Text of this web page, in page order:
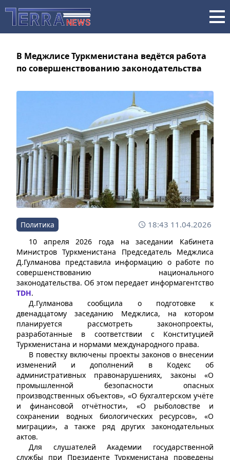
В Меджлисе Туркменистана ведётся работа
по совершенствованию законодательства
Политика 18:43 11.04.2026
10 апреля 2026 года на заседании Кабинета
Министров Туркменистана Председатель Меджлиса
Д.Гулманова представила информацию о работе по
совершенствованию национального
законодательства. Об этом передает информагентство
TDH.
Д.Гулманова сообщила о подготовке к
двенадцатому заседанию Меджлиса, на котором
планируется рассмотреть законопроекты,
разработанные в соответствии с Конституцией
Туркменистана и нормами международного права.
В повестку включены проекты законов о внесении
изменений и дополнений в Кодекс об
административных правонарушениях, законы «О
промышленной безопасности опасных
производственных объектов», «О бухгалтерском учёте
и финансовой отчётности», «О рыболовстве и
сохранении водных биологических ресурсов», «О
миграции», а также ряд других законодательных
актов.
Для слушателей Академии государственной
службы при Президенте Туркменистана проведены